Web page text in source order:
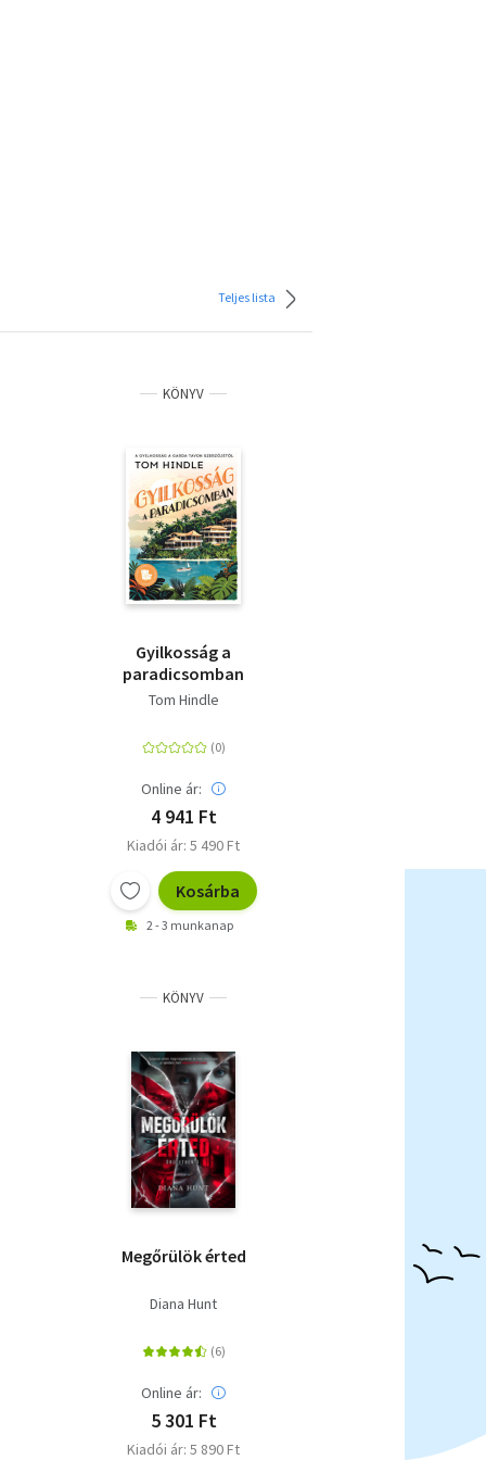
Teljes lista
KÖNYV
Gyilkosság a
paradicsomban
Tom Hindle
Online ár:
4 941 Ft
Kiadói ár: 5 490 Ft
Kosárba
2 - 3 munkanap
KÖNYV
Megőrülök érted
Diana Hunt
Online ár:
5 301 Ft
Kiadói ár: 5 890 Ft